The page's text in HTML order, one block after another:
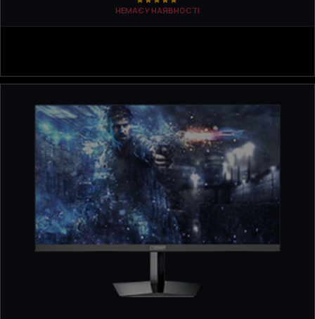
НЕМАЄ У НАЯВНОСТІ